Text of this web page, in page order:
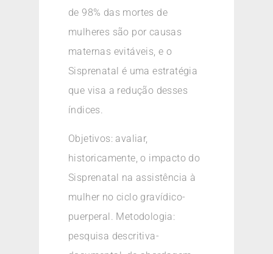
de 98% das mortes de
mulheres são por causas
maternas evitáveis, e o
Sisprenatal é uma estratégia
que visa a redução desses
índices.
Objetivos: avaliar,
historicamente, o impacto do
Sisprenatal na assistência à
mulher no ciclo gravídico-
puerperal. Metodologia:
pesquisa descritiva-